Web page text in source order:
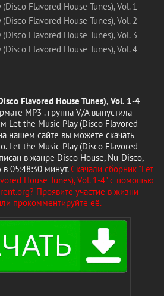
Flavored House Tunes), Vol. 1
Flavored House Tunes), Vol. 2
Flavored House Tunes), Vol. 3
Flavored House Tunes), Vol. 4
Flavored House Tunes), Vol. 1-4
MP3 . группа V/A выпустила
Let the Music Play (Disco Flavored
нашем сайте вы можете скачать
Let the Music Play (Disco Flavored
в жанре Disco House, Nu-Disco,
05:48:30 минут.Скачали сборник "Let
House Tunes), Vol. 1-4" с помощью
Проявите участие в жизни
прокомментируйте её.